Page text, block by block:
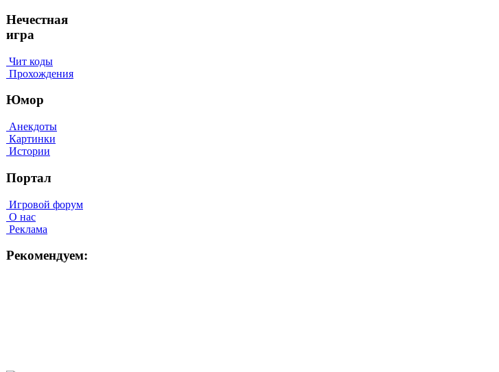
Нечестная
игра
Чит коды
Прохождения
Юмор
Анекдоты
Картинки
Истории
Портал
Игровой форум
О нас
Реклама
Рекомендуем: